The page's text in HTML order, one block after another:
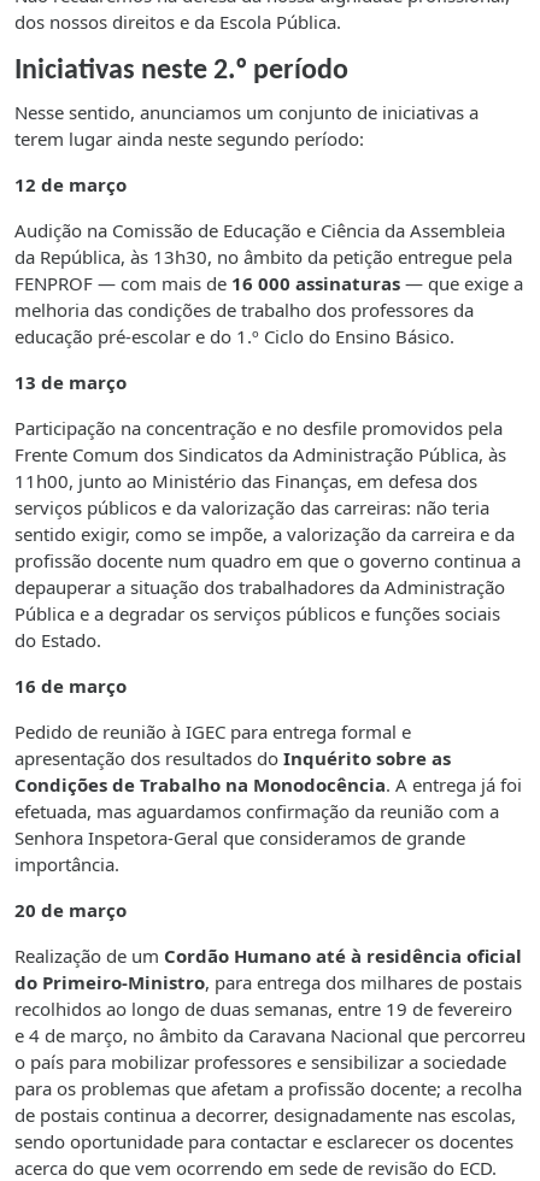
dos nossos direitos e da Escola Pública.
Iniciativas neste 2.º período
Nesse sentido, anunciamos um conjunto de iniciativas a
terem lugar ainda neste segundo período:
12 de março
Audição na Comissão de Educação e Ciência da Assembleia
da República, às 13h30, no âmbito da petição entregue pela
FENPROF — com mais de 16 000 assinaturas — que exige a
melhoria das condições de trabalho dos professores da
educação pré-escolar e do 1.º Ciclo do Ensino Básico.
13 de março
Participação na concentração e no desfile promovidos pela
Frente Comum dos Sindicatos da Administração Pública, às
11h00, junto ao Ministério das Finanças, em defesa dos
serviços públicos e da valorização das carreiras: não teria
sentido exigir, como se impõe, a valorização da carreira e da
profissão docente num quadro em que o governo continua a
depauperar a situação dos trabalhadores da Administração
Pública e a degradar os serviços públicos e funções sociais
do Estado.
16 de março
Pedido de reunião à IGEC para entrega formal e
apresentação dos resultados do Inquérito sobre as
Condições de Trabalho na Monodocência. A entrega já foi
efetuada, mas aguardamos confirmação da reunião com a
Senhora Inspetora-Geral que consideramos de grande
importância.
20 de março
Realização de um Cordão Humano até à residência oficial
do Primeiro-Ministro, para entrega dos milhares de postais
recolhidos ao longo de duas semanas, entre 19 de fevereiro
e 4 de março, no âmbito da Caravana Nacional que percorreu
o país para mobilizar professores e sensibilizar a sociedade
para os problemas que afetam a profissão docente; a recolha
de postais continua a decorrer, designadamente nas escolas,
sendo oportunidade para contactar e esclarecer os docentes
acerca do que vem ocorrendo em sede de revisão do ECD.